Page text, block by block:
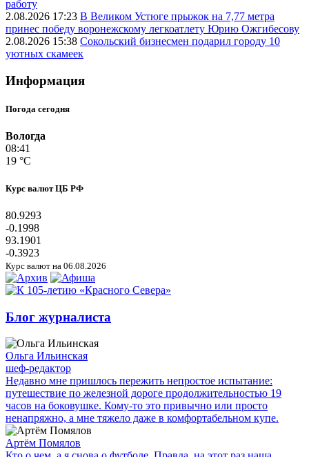
работу
2.08.2026 17:23 В Великом Устюге прыжок на 7,77 метра
принес победу воронежскому легкоатлету Юрию Ожгибесову
2.08.2026 15:38 Сокольский бизнесмен подарил городу 10
уютных скамеек
Информация
Погода сегодня
Вологда
08:41
19 °C
Курс валют ЦБ РФ
80.9293
-0.1998
93.1901
-0.3923
Курс валют на 06.08.2026
Блог журналиста
Ольга Ильинская
шеф-редактор
Недавно мне пришлось пережить непростое испытание:
путешествие по железной дороге продолжительностью 19
часов на боковушке. Кому-то это привычно или просто
ненапряжно, а мне тяжело даже в комфортабельном купе.
Артём Помялов